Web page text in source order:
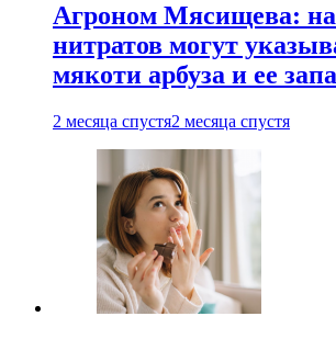
Агроном Мясищева:
нитратов могут
мякоти арбуза и ее
2 месяца спустя2 месяца спустя